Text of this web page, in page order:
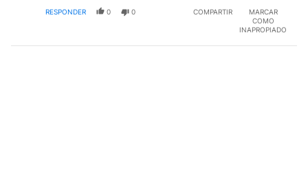
RESPONDER 0 0 COMPARTIR
MARCAR
COMO
INAPROPIADO